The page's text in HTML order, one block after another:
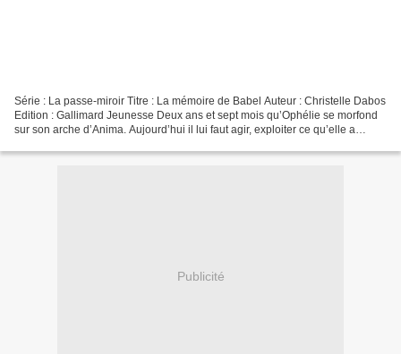
Série : La passe-miroir Titre : La mémoire de Babel Auteur : Christelle Dabos
Edition : Gallimard Jeunesse Deux ans et sept mois qu’Ophélie se morfond
sur son arche d’Anima. Aujourd’hui il lui faut agir, exploiter ce qu’elle a
Publicité